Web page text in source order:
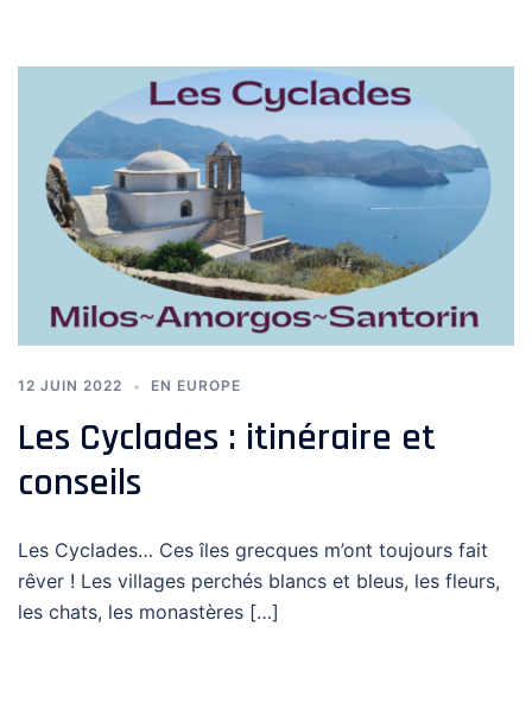
12 JUIN 2022 EN EUROPE
Les Cyclades : itinéraire et
conseils
Les Cyclades… Ces îles grecques m’ont toujours fait
rêver ! Les villages perchés blancs et bleus, les fleurs,
les chats, les monastères […]